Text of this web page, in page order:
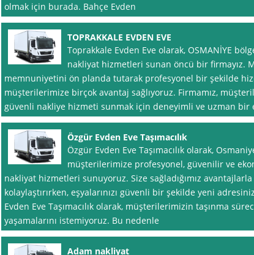
olmak için burada. Bahçe Evden
TOPRAKKALE EVDEN EVE
Toprakkale Evden Eve olarak, OSMANİYE
nakliyat hizmetleri sunan öncü bir firmayız.
memnuniyetini ön planda tutarak profesyonel bir şekilde
müşterilerimize birçok avantaj sağlıyoruz. Firmamız,
güvenli nakliye hizmeti sunmak için deneyimli ve uzman bir
Özgür Evden Eve Taşımacılık
Özgür Evden Eve Taşımacılık olarak,
müşterilerimize profesyonel, güvenilir ve
nakliyat hizmetleri sunuyoruz. Size sağladığımız
kolaylaştırırken, eşyalarınızı güvenli bir şekilde yeni
Evden Eve Taşımacılık olarak, müşterilerimizin taşınma
yaşamalarını istemiyoruz. Bu nedenle
Adam nakliyat